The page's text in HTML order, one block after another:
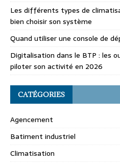
Les différents types de
bien choisir son système
Quand utiliser une console de
Digitalisation dans le BTP : les
piloter son activité en 2026
CATÉGORIES
Agencement
Batiment industriel
Climatisation